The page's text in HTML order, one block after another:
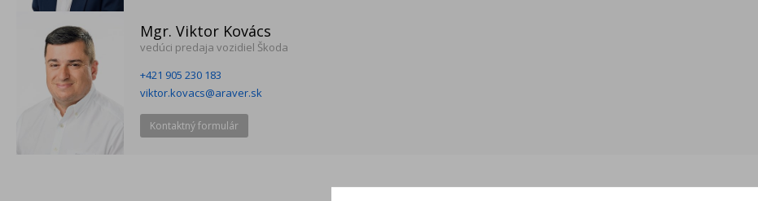
sedadlo vodiča
Mgr. Viktor Kovács
vedúci predaja vozidiel Škoda
+421 905 230 183
viktor.kovacs@araver.sk
Kontaktný formulár